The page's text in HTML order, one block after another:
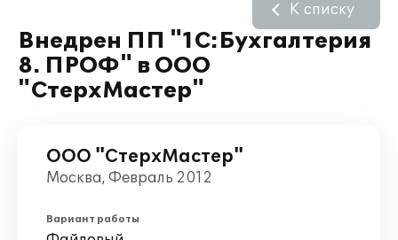
Внедрен ПП "1C:Бухгалтерия
8. ПРОФ" в ООО
"СтерхМастер"
К списку
ООО "СтерхМастер"
Москва, Февраль 2012
Вариант работы